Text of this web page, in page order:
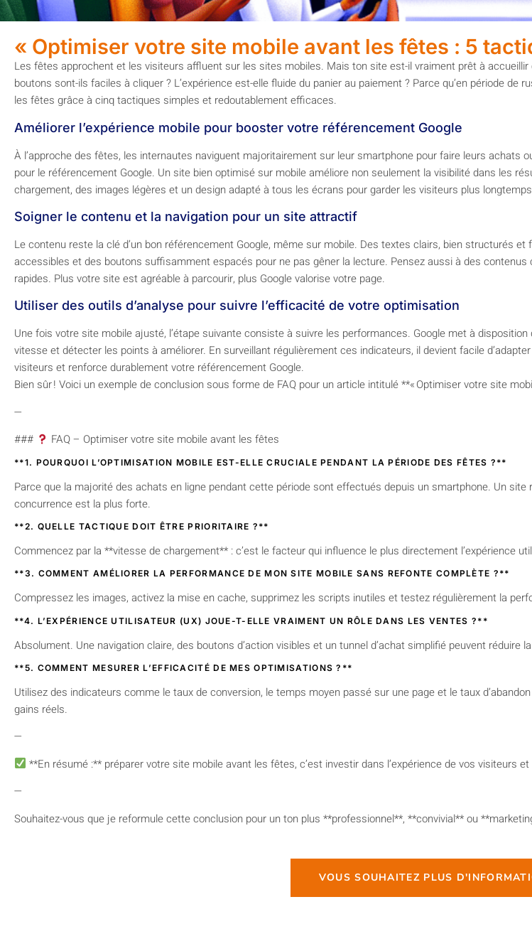
« Optimiser votre site mobile avant les fêtes : 5
Les fêtes approchent et les visiteurs affluent sur les sites mobiles. Mais ton site est-il vraiment prêt à
boutons sont-ils faciles à cliquer ? L’expérience est-elle fluide du panier au paiement ? Parce qu’en période
les fêtes grâce à cinq tactiques simples et redoutablement efficaces.
Améliorer l’expérience mobile pour booster votre référencement Google
À l’approche des fêtes, les internautes naviguent majoritairement sur leur smartphone pour faire leurs
pour le référencement Google. Un site bien optimisé sur mobile améliore non seulement la visibilité dans les
chargement, des images légères et un design adapté à tous les écrans pour garder les visiteurs plus
Soigner le contenu et la navigation pour un site attractif
Le contenu reste la clé d’un bon référencement Google, même sur mobile. Des textes clairs, bien structurés
accessibles et des boutons suffisamment espacés pour ne pas gêner la lecture. Pensez aussi à des
rapides. Plus votre site est agréable à parcourir, plus Google valorise votre page.
Utiliser des outils d’analyse pour suivre l’efficacité de votre optimisation
Une fois votre site mobile ajusté, l’étape suivante consiste à suivre les performances. Google met à
vitesse et détecter les points à améliorer. En surveillant régulièrement ces indicateurs, il devient facile
visiteurs et renforce durablement votre référencement Google.
Bien sûr ! Voici un exemple de conclusion sous forme de FAQ pour un article intitulé **« Optimiser votre site
—
###
FAQ – Optimiser votre site mobile avant les fêtes
**1. POURQUOI L’OPTIMISATION MOBILE EST-ELLE CRUCIALE PENDANT LA PÉRIODE DES FÊTES ?**
Parce que la majorité des achats en ligne pendant cette période sont effectués depuis un smartphone. Un
concurrence est la plus forte.
**2. QUELLE TACTIQUE DOIT ÊTRE PRIORITAIRE ?**
Commencez par la **vitesse de chargement** : c’est le facteur qui influence le plus directement l’expérience
**3. COMMENT AMÉLIORER LA PERFORMANCE DE MON SITE MOBILE SANS REFONTE COMPLÈTE ?**
Compressez les images, activez la mise en cache, supprimez les scripts inutiles et testez régulièrement la
**4. L’EXPÉRIENCE UTILISATEUR (UX) JOUE-T-ELLE VRAIMENT UN RÔLE DANS LES VENTES ?**
Absolument. Une navigation claire, des boutons d’action visibles et un tunnel d’achat simplifié peuvent
**5. COMMENT MESURER L’EFFICACITÉ DE MES OPTIMISATIONS ?**
Utilisez des indicateurs comme le taux de conversion, le temps moyen passé sur une page et le taux
gains réels.
—
**En résumé :** préparer votre site mobile avant les fêtes, c’est investir dans l’expérience de vos visiteurs
—
Souhaitez-vous que je reformule cette conclusion pour un ton plus **professionnel**, **convivial** ou
VOUS SOUHAITEZ PLUS